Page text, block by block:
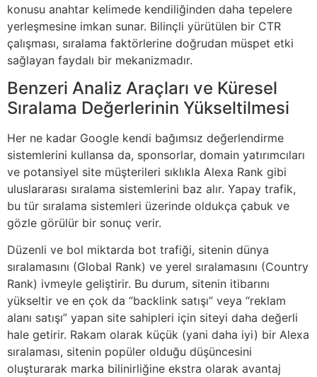
konusu anahtar kelimede kendiliğinden daha tepelere
yerleşmesine imkan sunar. Bilinçli yürütülen bir CTR
çalışması, sıralama faktörlerine doğrudan müspet etki
sağlayan faydalı bir mekanizmadır.
Benzeri Analiz Araçları ve Küresel
Sıralama Değerlerinin Yükseltilmesi
Her ne kadar Google kendi bağımsız değerlendirme
sistemlerini kullansa da, sponsorlar, domain yatırımcıları
ve potansiyel site müşterileri sıklıkla Alexa Rank gibi
uluslararası sıralama sistemlerini baz alır. Yapay trafik,
bu tür sıralama sistemleri üzerinde oldukça çabuk ve
gözle görülür bir sonuç verir.
Düzenli ve bol miktarda bot trafiği, sitenin dünya
sıralamasını (Global Rank) ve yerel sıralamasını (Country
Rank) ivmeyle geliştirir. Bu durum, sitenin itibarını
yükseltir ve en çok da “backlink satışı” veya “reklam
alanı satışı” yapan site sahipleri için siteyi daha değerli
hale getirir. Rakam olarak küçük (yani daha iyi) bir Alexa
sıralaması, sitenin popüler olduğu düşüncesini
oluşturarak marka bilinirliğine ekstra olarak avantaj